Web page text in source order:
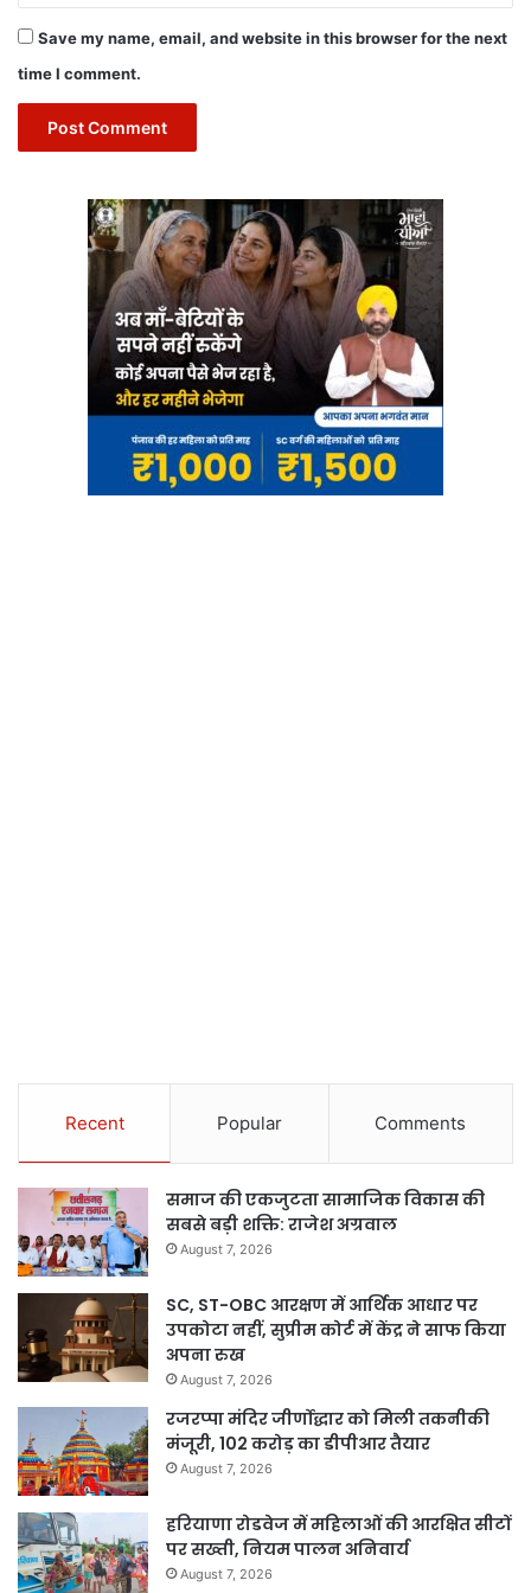
Save my name, email, and website in this browser for the next
time I comment.
Recent Popular Comments
समाज की एकजुटता सामाजिक विकास की
सबसे बड़ी शक्ति: राजेश अग्रवाल
August 7, 2026
SC, ST-OBC आरक्षण में आर्थिक आधार पर
उपकोटा नहीं, सुप्रीम कोर्ट में केंद्र ने साफ किया
अपना रुख
August 7, 2026
रजरप्पा मंदिर जीर्णोद्धार को मिली तकनीकी
मंजूरी, 102 करोड़ का डीपीआर तैयार
August 7, 2026
हरियाणा रोडवेज में महिलाओं की आरक्षित सीटों
पर सख्ती, नियम पालन अनिवार्य
August 7, 2026